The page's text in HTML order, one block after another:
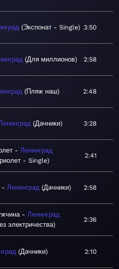
Экспонат - Single 3:50
Для миллионов 2:58
Пляж наш 2:48
Дачники 3:28
Ленинград
- Single
2:41
Ленинград Дачники 2:58
Ленинград
электричества
2:36
Дачники 2:10